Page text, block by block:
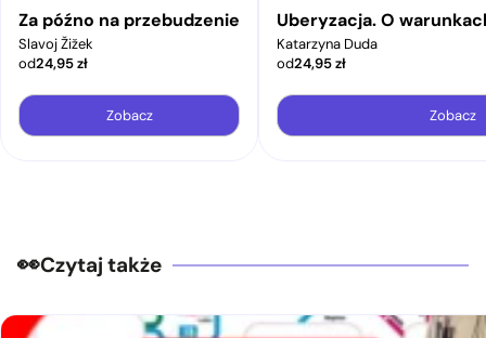
Za późno na przebudzenie
Slavoj Žižek
od24,95zł
Zobacz
Uberyzacja. O
Katarzyna Duda
od24,95zł
Zobacz
Czytaj także